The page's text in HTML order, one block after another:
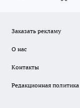
Заказать рекламу
О нас
Контакты
Редакционная политика